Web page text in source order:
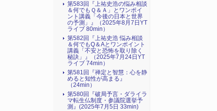
第583回『上祐史浩の悩み相談
＆何でもＱ＆Ａ」とワンポイ
ント講義「今後の日本と世界
の予測」』（2025年8月7日YT
ライブ 80min）
第582回『上祐史浩 悩み相談
＆何でもQ＆Aとワンポイント
講義「不安と恐怖を取り除く
秘訣」』（2025年7月24日YT
ライブ 74min）
第581回『禅定と智慧：心を静
めると知性が高まる』
（24min）
第580回『破局予言・ダライラ
マ転生仏制度・参議院選挙予
測』(2025年7月5日 33min)